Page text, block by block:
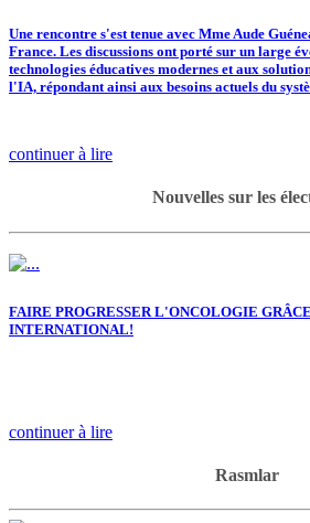
Une rencontre s'est tenue avec Mme Aude
France. Les discussions ont porté sur un large
technologies éducatives modernes et aux
l'IA, répondant ainsi aux besoins actuels du
continuer à lire
Nouvelles sur les
FAIRE PROGRESSER L'ONCOLOGIE
INTERNATIONAL!
continuer à lire
Rasmlar